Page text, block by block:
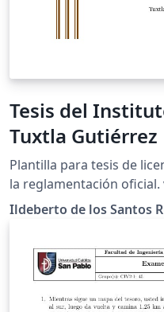
Tesis del
Tuxtla Gutiérrez
Plantilla para tesis de
la reglamentación oficial.
Ildeberto de los Santos